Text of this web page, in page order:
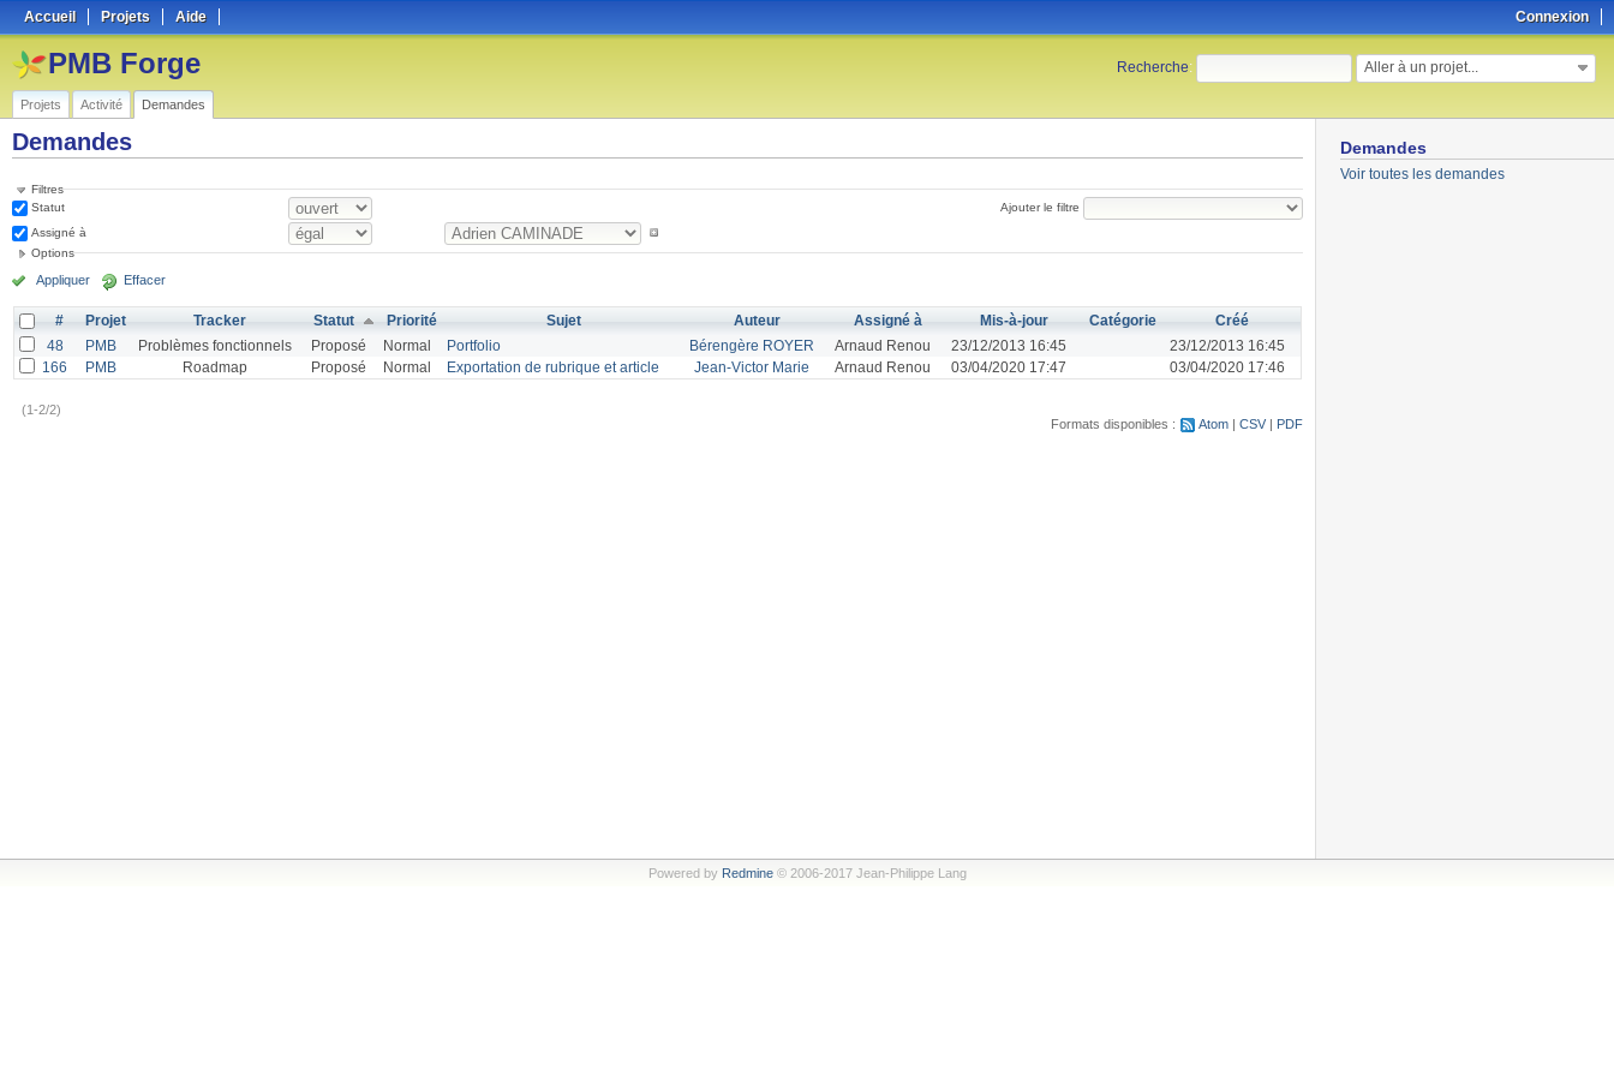
Connexion
Accueil Projets Aide
Recherche: Aller à un projet...
PMB Forge
Projets Activité Demandes
Demandes
Voir toutes les demandes
Demandes
Filtres
Statut
Assigné à
Ajouter le filtre
Options
Appliquer Effacer
# Projet Tracker Statut Priorité Sujet Auteur Assigné à Mis-à-jour Catégorie
Créé
48
PMB Problèmes fonctionnels Proposé Normal Portfolio Bérengère ROYER Arnaud Renou 23/12/2013 16:45
23/12/2013 16:45
166
PMB Roadmap Proposé Normal Exportation de rubrique et article Jean-Victor Marie Arnaud Renou 03/04/2020 17:47 03/04/2020 17:46
(1-2/2)
Formats disponibles :
Atom CSV PDF
Powered by Redmine© 2006-2017 Jean-Philippe Lang